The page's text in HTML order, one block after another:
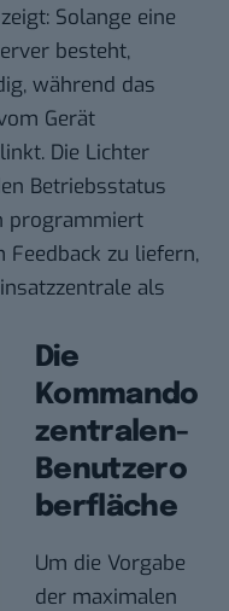
Solange eine
besteht,
während das
Gerät
Die Lichter
Betriebsstatus
programmiert
zu liefern,
als
Die
Kommando
zentralen-
Benutzero
berfläche
Um die Vorgabe
der maximalen